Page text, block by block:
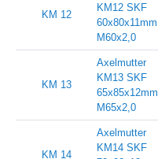
KM 12
KM12 SKF
60x80x11mm
M60x2,0
KM 13
Axelmutter
KM13 SKF
65x85x12mm
M65x2,0
KM 14
Axelmutter
KM14 SKF